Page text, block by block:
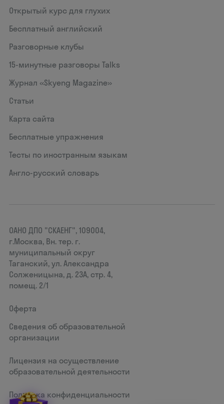
Открытый курс для глухих
Бесплатный английский
Разговорные клубы
15‑минутные разговоры Talks
Журнал «Skyeng Magazine»
Статьи
Карта сайта
Бесплатные упражнения
Тесты по иностранным языкам
Англо-русский словарь
ОАНО ДПО "СКАЕНГ", 109004,
г.Москва, Вн. тер. г.
муниципальный округ
Таганский, ул. Александра
Солженицына, д. 23А, стр. 4,
помещ. 2/1
Оферта
Сведения об образовательной
организации
Лицензия на осуществление
образовательной деятельности
Политика конфиденциальности